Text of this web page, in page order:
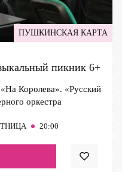
ПУШКИНСКАЯ КАРТА
пикник 6+
Королева». «Русский
оркестра
20:00